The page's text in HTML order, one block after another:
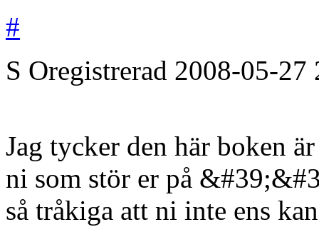
#
S Oregistrerad 2008-05-27
Jag tycker den här boken
ni som stör er på
så tråkiga att ni inte ens